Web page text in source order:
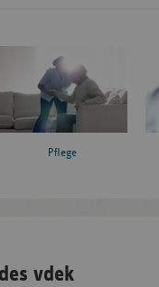
Pflege
vdek